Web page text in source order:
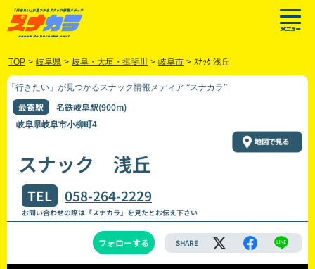
TOP > 岐阜県 > 岐阜・大垣・揖斐川 > 岐阜市 > ｽﾅｯｸ 浅丘
「行きたい」が見つかるスナック情報メディア “スナカラ”
最寄駅 名鉄岐阜駅(900m)
岐阜県岐阜市小柳町4
スナック 浅丘
TEL 058-264-2229
お問い合わせの際は「スナカラ」を見たとお伝え下さい
フォローする SHARE